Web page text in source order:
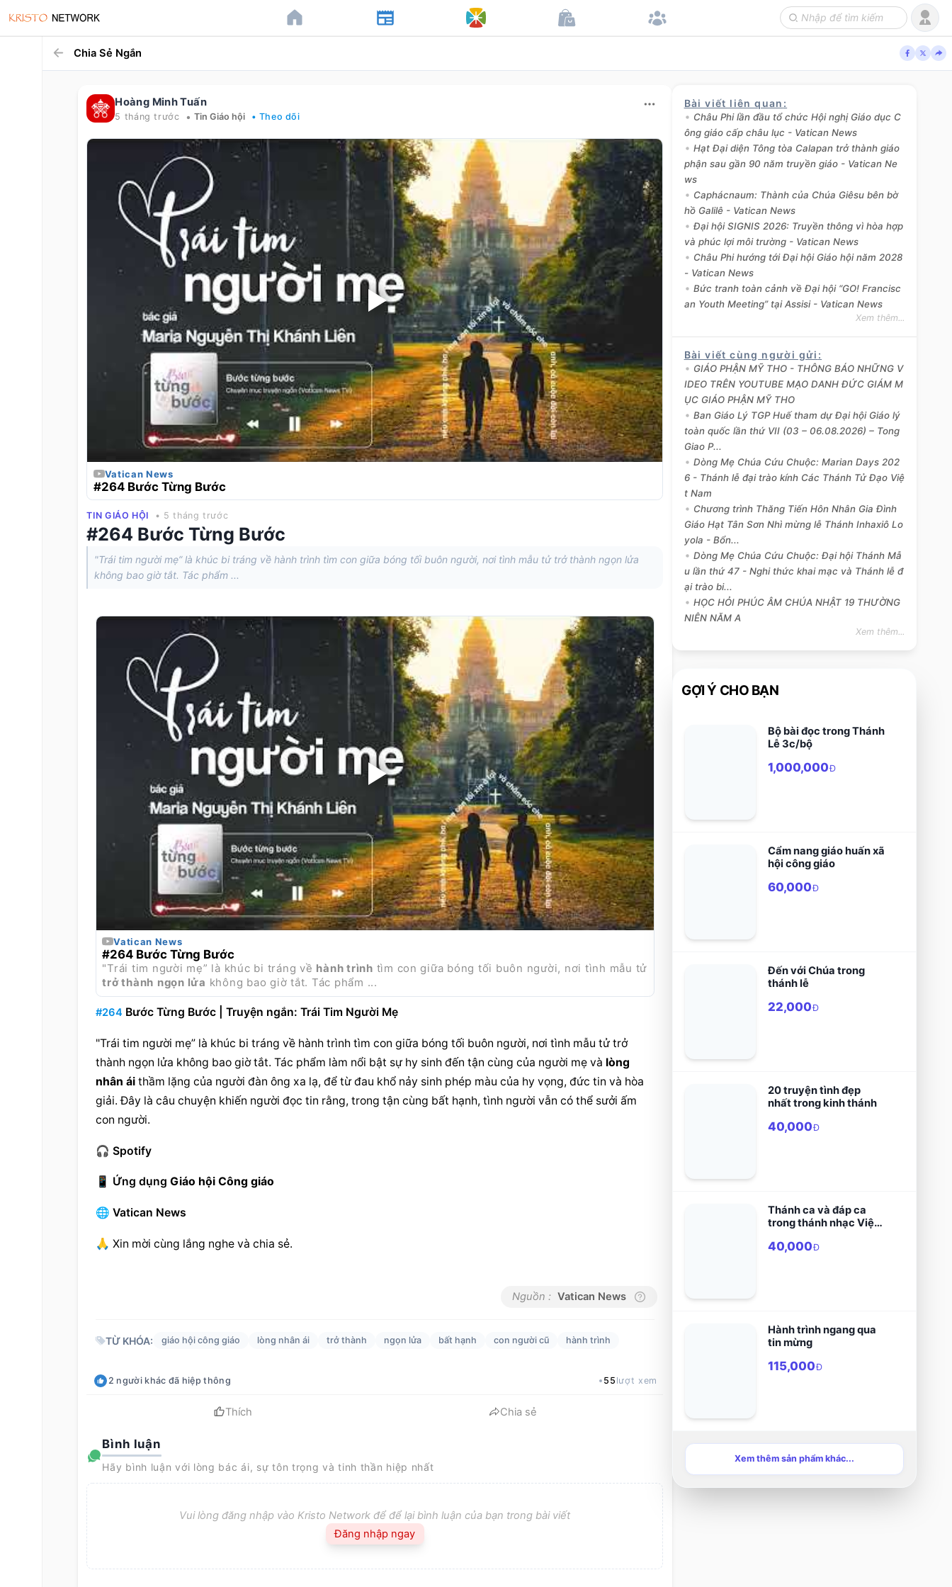
Chia Sẻ Ngắn
Hoàng Minh Tuấn
5 tháng trước • Tin Giáo hội • Theo dõi
Vatican News
#264 Bước Từng Bước
TIN GIÁO HỘI • 5 tháng trước
#264 Bước Từng Bước
"Trái tim người mẹ” là khúc bi tráng về hành trình tìm con giữa bóng tối buôn người, nơi tình mẫu tử trở thành ngọn lửa
không bao giờ tắt. Tác phẩm ...
Vatican News
#264 Bước Từng Bước
"Trái tim người mẹ” là khúc bi tráng về hành trình
trở thành ngọn lửa không bao giờ tắt. Tác phẩm ...
#264 Bước Từng Bước | Truyện ngắn: Trái Tim Người Mẹ
"Trái tim người mẹ” là khúc bi tráng về hành trình tìm con giữa bóng tối buôn người, nơi tình mẫu tử trở
thành ngọn lửa không bao giờ tắt. Tác phẩm làm nổi bật sự hy sinh đến tận cùng của người mẹ và lòng
nhân ái thầm lặng của người đàn ông xa lạ, để từ đau khổ nảy sinh phép màu của hy vọng, đức tin và hòa
giải. Đây là câu chuyện khiến người đọc tin rằng, trong tận cùng bất hạnh, tình người vẫn có thể sưởi ấm
con người.
🎧 Spotify
📱 Ứng dụng Giáo hội Công giáo
🌐 Vatican News
🙏 Xin mời cùng lắng nghe và chia sẻ.
Nguồn : Vatican News
TỪ KHÓA: giáo hội công giáo lòng nhân ái trở thành ngọn lửa bất hạnh con người cũ hành trình
2 người khác đã hiệp thông 55 lượt xem
Thích Chia sẻ
Bình luận
Hãy bình luận với lòng bác ái, sự tôn trọng và tinh thần hiệp nhất
Vui lòng đăng nhập vào Kristo Network để để lại bình luận của bạn trong bài viết
Đăng nhập ngay
Bài viết liên quan :
Châu Phi lần đầu tổ chức Hội nghị Giáo dục C
ông giáo cấp châu lục - Vatican News
Hạt Đại diện Tông tòa Calapan trở thành giáo
phận sau gần 90 năm truyền giáo - Vatican Ne
ws
Caphácnaum: Thành của Chúa Giêsu bên bờ
hồ Galilê - Vatican News
Đại hội SIGNIS 2026: Truyền thông vì hòa hợp
và phúc lợi môi trường - Vatican News
Châu Phi hướng tới Đại hội Giáo hội năm 2028
- Vatican News
Bức tranh toàn cảnh về Đại hội “GO! Francisc
an Youth Meeting” tại Assisi - Vatican News
Xem thêm...
Bài viết cùng người gửi :
GIÁO PHẬN MỸ THO - THÔNG BÁO NHỮNG V
IDEO TRÊN YOUTUBE MẠO DANH ĐỨC GIÁM M
ỤC GIÁO PHẬN MỸ THO
Ban Giáo Lý TGP Huế tham dự Đại hội Giáo lý
toàn quốc lần thứ VII (03 – 06.08.2026) – Tong
Giao P...
Dòng Mẹ Chúa Cứu Chuộc: Marian Days 202
6 - Thánh lễ đại trào kính Các Thánh Tử Đạo Việ
t Nam
Chương trình Thăng Tiến Hôn Nhân Gia Đình
Giáo Hạt Tân Sơn Nhì mừng lễ Thánh Inhaxiô Lo
yola - Bổn...
Dòng Mẹ Chúa Cứu Chuộc: Đại hội Thánh Mẫ
u lần thứ 47 - Nghi thức khai mạc và Thánh lễ đ
ại trào bi...
HỌC HỎI PHÚC ÂM CHÚA NHẬT 19 THƯỜNG
NIÊN NĂM A
Xem thêm...
GỢI Ý CHO BẠN
Bộ bài đọc trong Thánh
Lễ 3c/bộ
1,000,000Đ
Cẩm nang giáo huấn xã
hội công giáo
60,000Đ
Đến với Chúa trong
thánh lễ
22,000Đ
20 truyện tình đẹp
nhất trong kinh thánh
40,000Đ
Thánh ca và đáp ca
trong thánh nhạc Việt
40,000Đ
Hành trình ngang qua
tin mừng
115,000Đ
Xem thêm sản phẩm khác...